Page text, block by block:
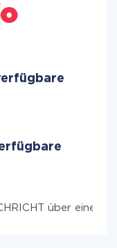
über einen